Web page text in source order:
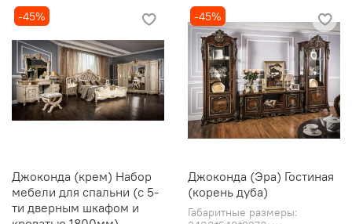
-45%
Джоконда (крем) Набор
мебели для спальни (с 5-
ти дверным шкафом и
-45%
Джоконда (Эра) Гостиная
(корень дуба)
Габаритные размеры: